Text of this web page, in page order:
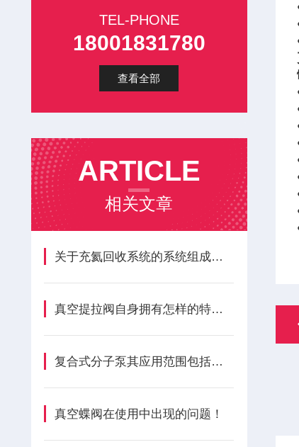
TEL-PHONE
18001831780
查看全部
ARTICLE
相关文章
关于充氦回收系统的系统组成及性能特点
真空提拉阀自身拥有怎样的特点呢？
复合式分子泵其应用范围包括以下几个方面
真空蝶阀在使用中出现的问题！